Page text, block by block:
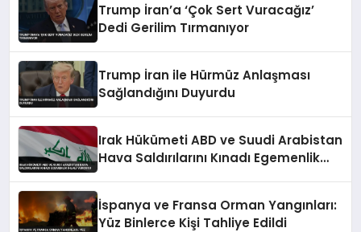
Trump İran’a ‘Çok Sert Vuracağız’
Dedi Gerilim Tırmanıyor
Trump İran ile Hürmüz Anlaşması
Sağlandığını Duyurdu
Irak Hükümeti ABD ve Suudi Arabistan
Hava Saldırılarını Kınadı Egemenlik
İspanya ve Fransa Orman Yangınları:
Yüz Binlerce Kişi Tahliye Edildi